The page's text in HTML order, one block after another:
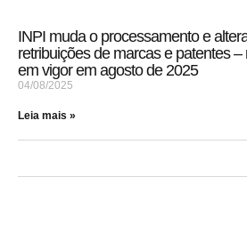
INPI muda o processamento e
retribuições de marcas e patentes
em vigor em agosto de 2025
04/08/2025
Leia mais »